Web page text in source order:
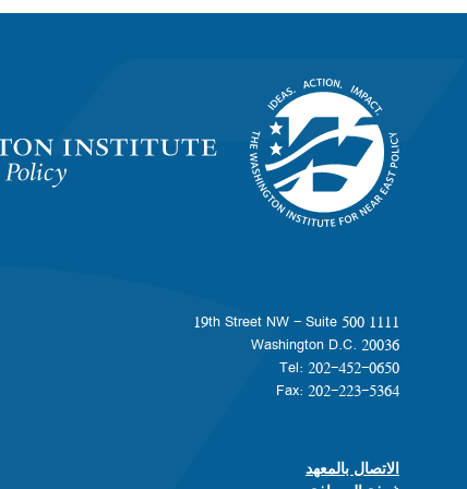
Homepage
1111 19th Street NW - Suite 500
Washington D.C. 20036
Tel: 202-452-0650
Fax: 202-223-5364
Footer contact links
الاتصال بالمعهد